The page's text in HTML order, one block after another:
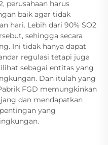
perusahaan harus
baik agar tidak
hari. Lebih dari 90% SO2
sehingga secara
Ini tidak hanya dapat
regulasi tetapi juga
sebagai entitas yang
Dan itulah yang
FGD memungkinkan
dan mendapatkan
yang